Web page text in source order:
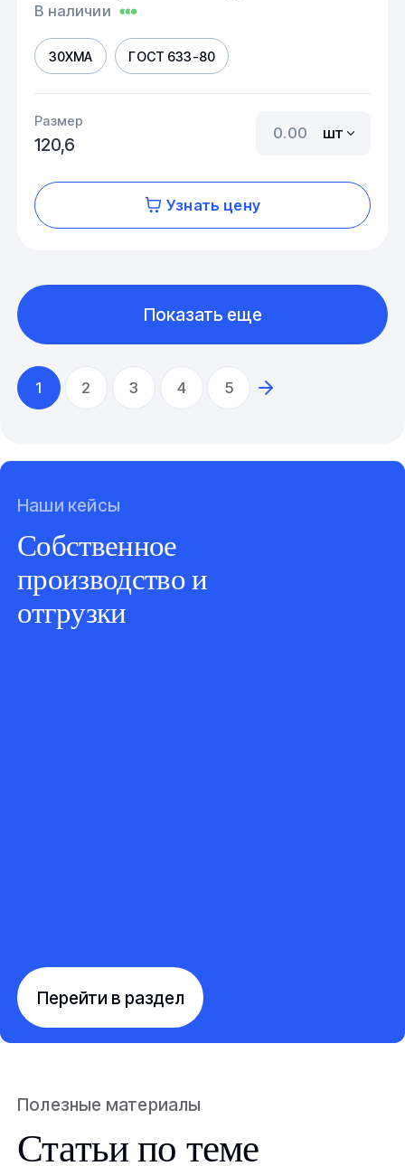
В наличии
30ХМА ГОСТ 633-80
Размер
120,6
шт
Узнать цену
1 2 3 4 5
Показать еще
Наши кейсы
Собственное
производство и
отгрузки
Перейти в раздел
Полезные материалы
Статьи по теме